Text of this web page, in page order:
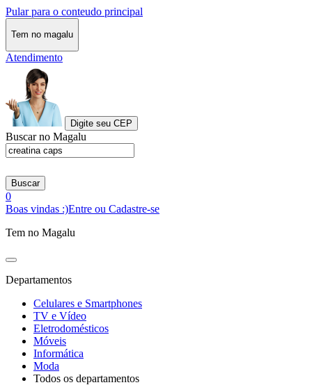
Pular para o conteudo principal
Tem no magalu
Atendimento
Digite seu CEP
Buscar no Magalu
Buscar
0
Boas vindas :)Entre ou Cadastre-se
Tem no Magalu
Departamentos
Celulares e Smartphones
TV e Vídeo
Eletrodomésticos
Móveis
Informática
Moda
Todos os departamentos